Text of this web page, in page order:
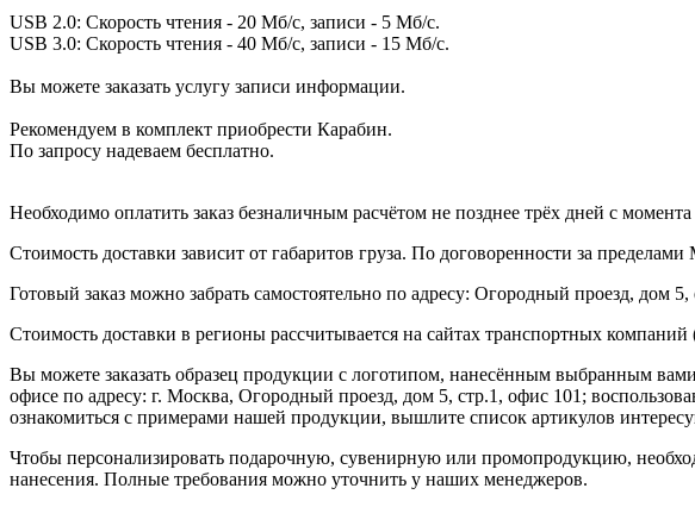
USB 2.0: Скорость чтения - 20 Мб/с, записи - 5 Мб/с.
USB 3.0: Скорость чтения - 40 Мб/с, записи - 15 Мб/с.
Вы можете заказать услугу записи информации.
Рекомендуем в комплект приобрести Карабин.
По запросу надеваем бесплатно.
Необходимо оплатить заказ безналичным расчётом не позднее трёх дней с момента
Стоимость доставки зависит от габаритов груза. По договоренности за
Готовый заказ можно забрать самостоятельно по адресу: Огородный проезд, дом
Стоимость доставки в регионы рассчитывается на сайтах транспортных
Вы можете заказать образец продукции с логотипом, нанесённым выбранным
офисе по адресу: г. Москва, Огородный проезд, дом 5, стр.1, офис 101;
ознакомиться с примерами нашей продукции, вышлите список артикулов
Чтобы персонализировать подарочную, сувенирную или промопродукцию,
нанесения. Полные требования можно уточнить у наших менеджеров.